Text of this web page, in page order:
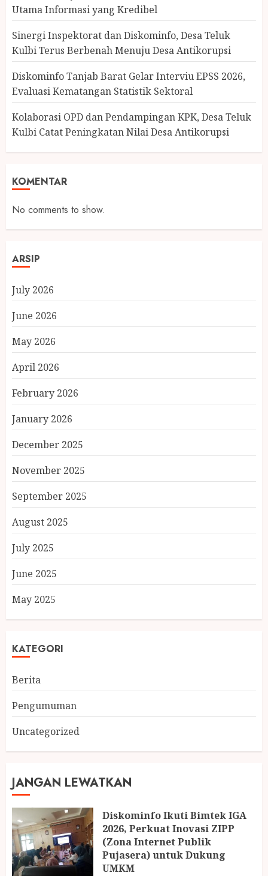
Utama Informasi yang Kredibel
Sinergi Inspektorat dan Diskominfo, Desa Teluk
Kulbi Terus Berbenah Menuju Desa Antikorupsi
Diskominfo Tanjab Barat Gelar Interviu EPSS 2026,
Evaluasi Kematangan Statistik Sektoral
Kolaborasi OPD dan Pendampingan KPK, Desa Teluk
Kulbi Catat Peningkatan Nilai Desa Antikorupsi
KOMENTAR
No comments to show.
ARSIP
July 2026
June 2026
May 2026
April 2026
February 2026
January 2026
December 2025
November 2025
September 2025
August 2025
July 2025
June 2025
May 2025
KATEGORI
Berita
Pengumuman
Uncategorized
JANGAN LEWATKAN
Diskominfo Ikuti Bimtek IGA
2026, Perkuat Inovasi ZIPP
(Zona Internet Publik
Pujasera) untuk Dukung
UMKM